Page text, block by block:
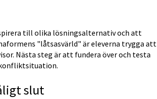
till olika lösningsalternativ och att
"låtsasvärld" är eleverna trygga att
Nästa steg är att fundera över och testa
slut